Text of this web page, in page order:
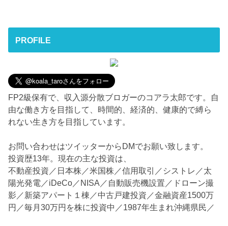
PROFILE
FP2級保有で、収入源分散ブロガーのコアラ太郎です。自
由な働き方を目指して、時間的、経済的、健康的で縛ら
れない生き方を目指しています。
お問い合わせはツイッターからDMでお願い致します。
投資歴13年。現在の主な投資は、
不動産投資／日本株／米国株／信用取引／シストレ／太
陽光発電／iDeCo／NISA／自動販売機設置／ドローン撮
影／新築アパート１棟／中古戸建投資／金融資産1500万
円／毎月30万円を株に投資中／1987年生まれ沖縄県民／